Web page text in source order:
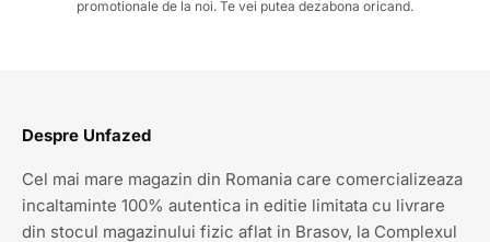
promotionale de la noi. Te vei putea dezabona oricand.
Despre Unfazed
Cel mai mare magazin din Romania care comercializeaza
incaltaminte 100% autentica in editie limitata cu livrare
din stocul magazinului fizic aflat in Brasov, la Complexul